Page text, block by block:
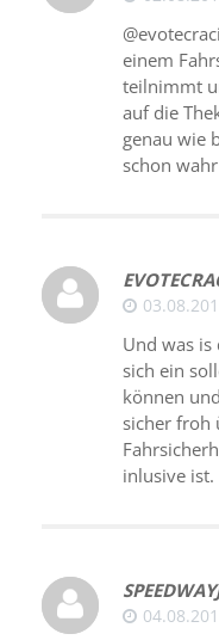
einem
teilnimmt
auf die
genau wie
schon
Und was is
sich ein
können
sicher froh
inlusive ist.